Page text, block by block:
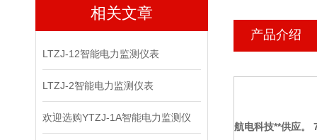
相关文章
LTZJ-12智能电力监测仪表
LTZJ-2智能电力监测仪表
欢迎选购YTZJ-1A智能电力监测仪
产品介绍
航电科技**供应。